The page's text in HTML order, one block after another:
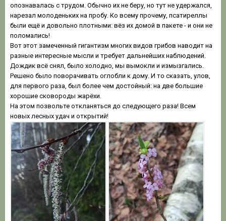
опознавалась с трудом. Обычно их не беру, но тут не удержался,
нарезал молоденьких на пробу. Ко всему прочему, псатиреллы
были ещё и довольно плотными: вёз их домой в пакете - и они не
поломались!
Вот этот замеченный гигантизм многих видов грибов наводит на
разные интересные мысли и требует дальнейших наблюдений.
Дождик всё снял, было холодно, мы вымокли и измызгались.
Решено было поворачивать оглобли к дому. И то сказать, улов,
для первого раза, был более чем достойный: на две большие
хорошие сковороды жарёхи.
На этом позвольте откланяться до следующего раза! Всем
новых лесных удач и открытий!